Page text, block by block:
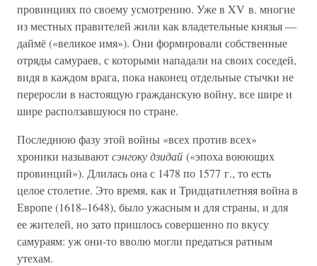
провинциях по своему усмотрению. Уже в XV в. многие
из местных правителей жили как владетельные князья —
даймё («великое имя»). Они формировали собственные
отряды самураев, с которыми нападали на своих соседей,
видя в каждом врага, пока наконец отдельные стычки не
переросли в настоящую гражданскую войну, все шире и
шире расползавшуюся по стране.
Последнюю фазу этой войны «всех против всех»
хроники называютсэнгоку дзидай («эпоха воюющих
провинций»). Длилась она с 1478 по 1577 г., то есть
целое столетие. Это время, как и Тридцатилетняя война в
Европе (1618–1648), было ужасным и для страны, и для
ее жителей, но зато пришлось совершенно по вкусу
самураям: уж они-то вволю могли предаться ратным
утехам.